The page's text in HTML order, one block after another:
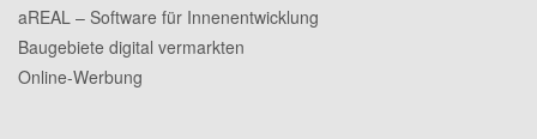
aREAL – Software für Innenentwicklung
Baugebiete digital vermarkten
Online-Werbung